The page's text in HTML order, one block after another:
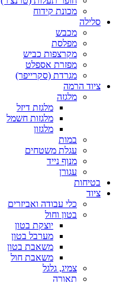
מכונת קידוח
סלילה
מכבש
מפלסת
מקרצפות כביש
מפזרת אספלט
מגרדת (סקרייפר)
ציוד הרמה
מלגזה
מלגזת דיזל
מלגזות חשמל
מלגזון
במות
עגלת משטחים
מנוף נייד
עגורן
בטיחות
ציוד
כלי עבודה ואביזרים
בטון וחול
יוצקת בטון
מערבל בטון
משאבת בטון
משאבת חול
צמיג, גלגל
תאורה